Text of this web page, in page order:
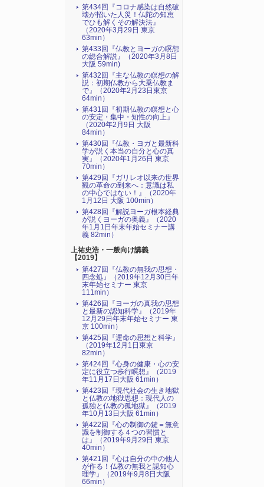
第434回『コロナ感染は自然破
壊が招いた人災！仏陀の知恵
でひも解くその解決法』
（2020年3月29日 東京
63min）
第433回『仏教とヨーガの瞑想
の総合解説』（2020年3月8日
大阪 59min)
第432回『主な仏教の瞑想の解
説：初期仏教から大乗仏教ま
で』（2020年2月23日東京
64min）
第431回『初期仏教の瞑想と心
の安定・集中・知性の向上』
（2020年2月9日 大阪
84min）
第430回『仏教・ヨガと最新科
学が説く本当の自分と心の真
実』（2020年1月26日 東京
70min）
第429回『ガリレオ以来の世界
観の革命の到来へ：意識は私
の中心ではない！』（2020年
1月12日 大阪 100min）
第428回『解説ヨーガ根本経典
が説くヨーガの奥義』（2020
年1月1日年末年始セミナー講
義 82min）
上祐史浩・一般向け講義
【2019】
第427回『仏教の無我の思想・
四念処』（2019年12月30日年
末年始セミナー 東京
111min）
第426回『ヨーガの真我の思想
と最新の認知科学』（2019年
12月29日年末年始セミナー 東
京 100min）
第425回『運命の思想と科学』
（2019年12月1日東京
82min）
第424回『心身の健康・心の安
定に役立つ歩行瞑想』（2019
年11月17日大阪 61min）
第423回『現代社会の生き地獄
と仏教の地獄思想：現代人の
孤独と仏教の孤地獄』（2019
年10月13日大阪 61min）
第422回『心の制御の鍵＝無意
識を制御する４つの習慣と
は』（2019年9月29日 東京
40min）
第421回『心は自分の中の他人
が作る！仏教の無我と認知心
理学』（2019年9月8日大阪
66min）